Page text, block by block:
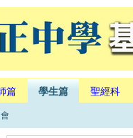
篇 學生篇 聖經科